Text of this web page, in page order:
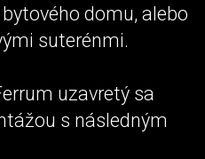
domu, alebo
suterénmi.
uzavretý sa
s následným